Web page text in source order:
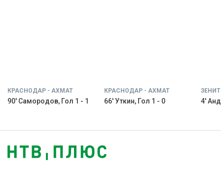
КРАСНОДАР - АХМАТ
90' Самородов, Гол 1 - 1
КРАСНОДАР - АХМАТ
66' Уткин, Гол 1 - 0 4'